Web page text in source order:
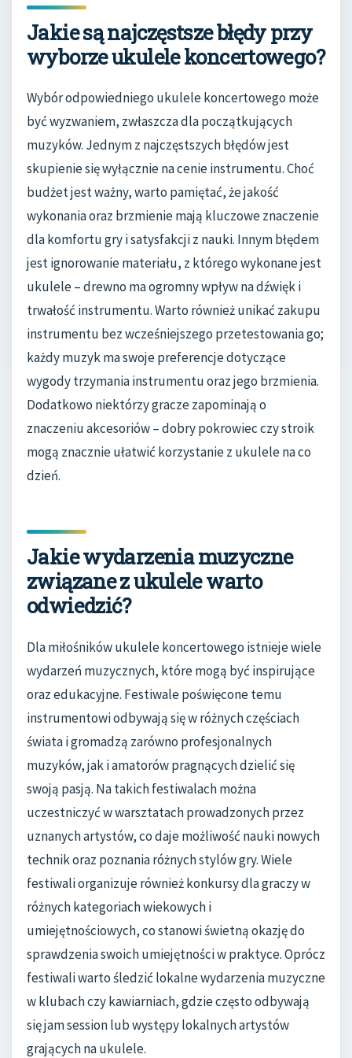
Jakie są najczęstsze błędy przy
wyborze ukulele koncertowego?
Wybór odpowiedniego ukulele koncertowego może
być wyzwaniem, zwłaszcza dla początkujących
muzyków. Jednym z najczęstszych błędów jest
skupienie się wyłącznie na cenie instrumentu. Choć
budżet jest ważny, warto pamiętać, że jakość
wykonania oraz brzmienie mają kluczowe znaczenie
dla komfortu gry i satysfakcji z nauki. Innym błędem
jest ignorowanie materiału, z którego wykonane jest
ukulele – drewno ma ogromny wpływ na dźwięk i
trwałość instrumentu. Warto również unikać zakupu
instrumentu bez wcześniejszego przetestowania go;
każdy muzyk ma swoje preferencje dotyczące
wygody trzymania instrumentu oraz jego brzmienia.
Dodatkowo niektórzy gracze zapominają o
znaczeniu akcesoriów – dobry pokrowiec czy stroik
mogą znacznie ułatwić korzystanie z ukulele na co
dzień.
Jakie wydarzenia muzyczne
związane z ukulele warto
odwiedzić?
Dla miłośników ukulele koncertowego istnieje wiele
wydarzeń muzycznych, które mogą być inspirujące
oraz edukacyjne. Festiwale poświęcone temu
instrumentowi odbywają się w różnych częściach
świata i gromadzą zarówno profesjonalnych
muzyków, jak i amatorów pragnących dzielić się
swoją pasją. Na takich festiwalach można
uczestniczyć w warsztatach prowadzonych przez
uznanych artystów, co daje możliwość nauki nowych
technik oraz poznania różnych stylów gry. Wiele
festiwali organizuje również konkursy dla graczy w
różnych kategoriach wiekowych i
umiejętnościowych, co stanowi świetną okazję do
sprawdzenia swoich umiejętności w praktyce. Oprócz
festiwali warto śledzić lokalne wydarzenia muzyczne
w klubach czy kawiarniach, gdzie często odbywają
się jam session lub występy lokalnych artystów
grających na ukulele.